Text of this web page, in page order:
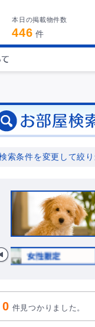
本日の掲載物件数
446 件
索条件を変更して絞
0 件見つかりました。